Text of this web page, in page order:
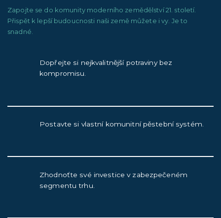
Zapojte se do komunity moderního zemědělství 21. století.
Přispět k lepší budoucnosti naši země můžete i vy. Je to
snadné.
Dopřejte si nejkvalitnější potraviny bez
kompromisu.
Postavte si vlastní komunitní pěstební systém.
Zhodnoťte své investice v zabezpečeném
segmentu trhu.